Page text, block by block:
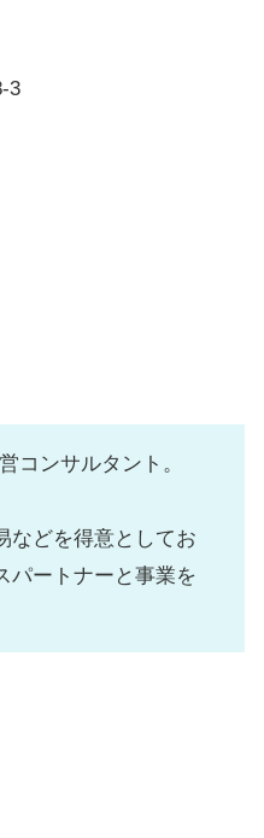
3
コンサルタント。
どを得意としてお
パートナーと事業を